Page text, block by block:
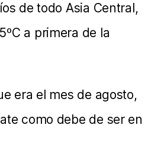
de todo Asia Central,
a primera de la
era el mes de agosto,
como debe de ser en